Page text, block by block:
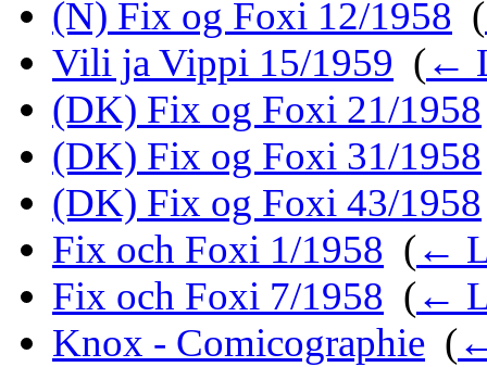
(N) Fix og Foxi 12/1958 (
Vili ja Vippi 15/1959 (←
(DK) Fix og Foxi 21/1958
(DK) Fix og Foxi 31/1958
(DK) Fix og Foxi 43/1958
Fix och Foxi 1/1958 (←
Fix och Foxi 7/1958 (←
Knox - Comicographie (